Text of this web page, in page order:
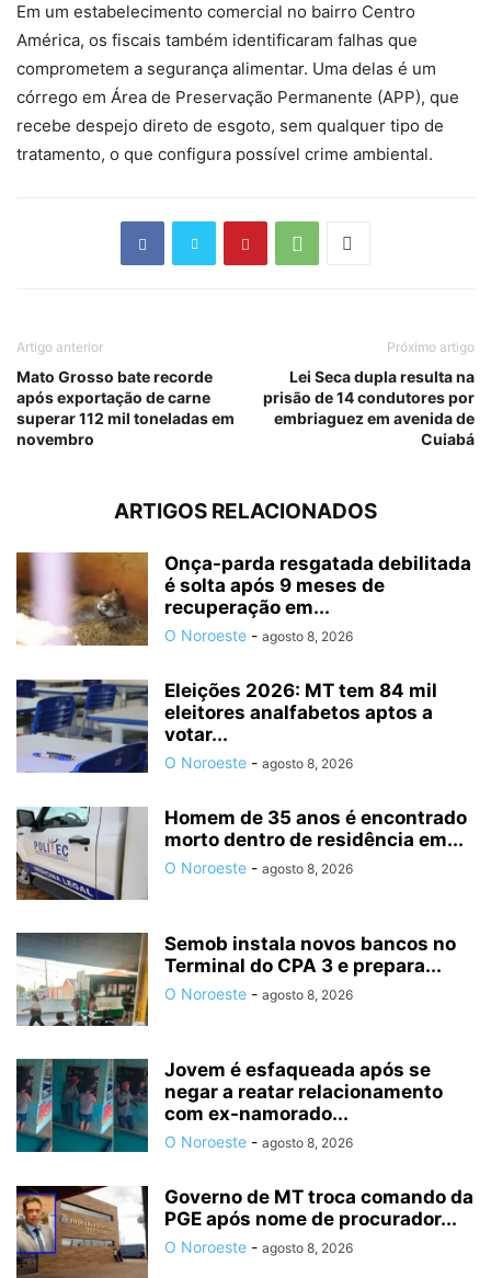
Em um estabelecimento comercial no bairro Centro
América, os fiscais também identificaram falhas que
comprometem a segurança alimentar. Uma delas é um
córrego em Área de Preservação Permanente (APP), que
recebe despejo direto de esgoto, sem qualquer tipo de
tratamento, o que configura possível crime ambiental.
Artigo anterior
Mato Grosso bate recorde
após exportação de carne
superar 112 mil toneladas em
novembro
Próximo artigo
Lei Seca dupla resulta na
prisão de 14 condutores por
embriaguez em avenida de
Cuiabá
ARTIGOS RELACIONADOS
Onça-parda resgatada debilitada
é solta após 9 meses de
recuperação em...
O Noroeste - agosto 8, 2026
Eleições 2026: MT tem 84 mil
eleitores analfabetos aptos a
votar...
O Noroeste - agosto 8, 2026
Homem de 35 anos é encontrado
morto dentro de residência em...
O Noroeste - agosto 8, 2026
Semob instala novos bancos no
Terminal do CPA 3 e prepara...
O Noroeste - agosto 8, 2026
Jovem é esfaqueada após se
negar a reatar relacionamento
com ex-namorado...
O Noroeste - agosto 8, 2026
Governo de MT troca comando da
PGE após nome de procurador...
O Noroeste - agosto 8, 2026